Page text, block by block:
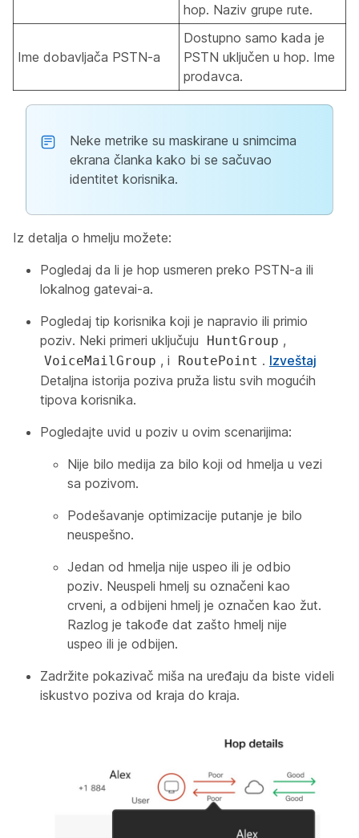
hop. Naziv grupe rute.
Ime dobavljača PSTN-a
Dostupno samo kada je
PSTN uključen u hop. Ime
prodavca.
Neke metrike su maskirane u snimcima
ekrana članka kako bi se sačuvao
identitet korisnika.
Iz detalja o hmelju možete:
Pogledaj da li je hop usmeren preko PSTN-a ili
lokalnog gatevai-a.
Pogledaj tip korisnika koji je napravio ili primio
poziv. Neki primeri uključuju
HuntGroup ,
VoiceMailGroup , i RoutePoint . Izveštaj
Detaljna istorija poziva pruža listu svih mogućih
tipova korisnika.
Pogledajte uvid u poziv u ovim scenarijima:
Nije bilo medija za bilo koji od hmelja u vezi
sa pozivom.
Podešavanje optimizacije putanje je bilo
neuspešno.
Jedan od hmelja nije uspeo ili je odbio
poziv. Neuspeli hmelj su označeni kao
crveni, a odbijeni hmelj je označen kao žut.
Razlog je takođe dat zašto hmelj nije
uspeo ili je odbijen.
Zadržite pokazivač miša na uređaju da biste videli
iskustvo poziva od kraja do kraja.